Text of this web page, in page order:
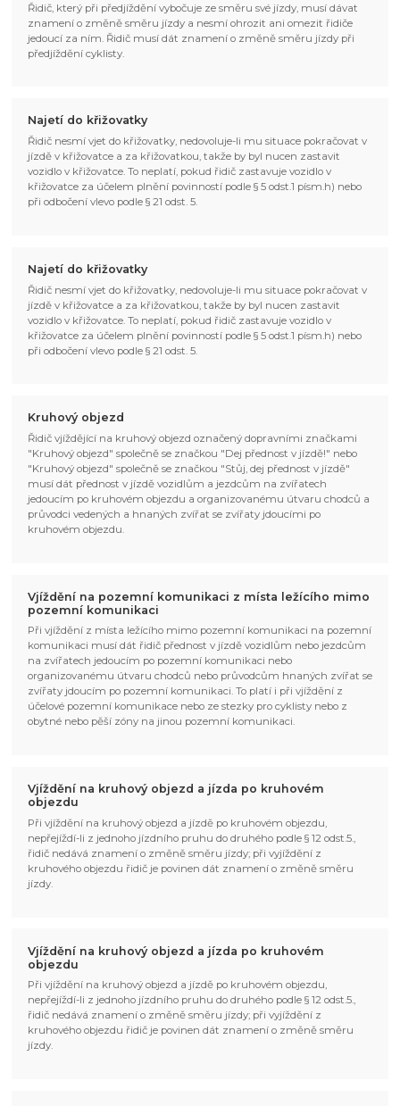
Řidič, který při předjíždění vybočuje ze směru své jízdy, musí dávat
znamení o změně směru jízdy a nesmí ohrozit ani omezit řidiče
jedoucí za ním. Řidič musí dát znamení o změně směru jízdy při
předjíždění cyklisty.
Najetí do křižovatky
Řidič nesmí vjet do křižovatky, nedovoluje-li mu situace pokračovat v
jízdě v křižovatce a za křižovatkou, takže by byl nucen zastavit
vozidlo v křižovatce. To neplatí, pokud řidič zastavuje vozidlo v
křižovatce za účelem plnění povinností podle § 5 odst.1 písm.h) nebo
při odbočení vlevo podle § 21 odst. 5.
Najetí do křižovatky
Řidič nesmí vjet do křižovatky, nedovoluje-li mu situace pokračovat v
jízdě v křižovatce a za křižovatkou, takže by byl nucen zastavit
vozidlo v křižovatce. To neplatí, pokud řidič zastavuje vozidlo v
křižovatce za účelem plnění povinností podle § 5 odst.1 písm.h) nebo
při odbočení vlevo podle § 21 odst. 5.
Kruhový objezd
Řidič vjíždějící na kruhový objezd označený dopravními značkami
"Kruhový objezd" společně se značkou "Dej přednost v jízdě!" nebo
"Kruhový objezd" společně se značkou "Stůj, dej přednost v jízdě"
musí dát přednost v jízdě vozidlům a jezdcům na zvířatech
jedoucím po kruhovém objezdu a organizovanému útvaru chodců a
průvodci vedených a hnaných zvířat se zvířaty jdoucími po
kruhovém objezdu.
Vjíždění na pozemní komunikaci z místa ležícího mimo
pozemní komunikaci
Při vjíždění z místa ležícího mimo pozemní komunikaci na pozemní
komunikaci musí dát řidič přednost v jízdě vozidlům nebo jezdcům
na zvířatech jedoucím po pozemní komunikaci nebo
organizovanému útvaru chodců nebo průvodcům hnaných zvířat se
zvířaty jdoucím po pozemní komunikaci. To platí i při vjíždění z
účelové pozemní komunikace nebo ze stezky pro cyklisty nebo z
obytné nebo pěší zóny na jinou pozemní komunikaci.
Vjíždění na kruhový objezd a jízda po kruhovém
objezdu
Při vjíždění na kruhový objezd a jízdě po kruhovém objezdu,
nepřejíždí-li z jednoho jízdního pruhu do druhého podle § 12 odst.5.,
řidič nedává znamení o změně směru jízdy; při vyjíždění z
kruhového objezdu řidič je povinen dát znamení o změně směru
jízdy.
Vjíždění na kruhový objezd a jízda po kruhovém
objezdu
Při vjíždění na kruhový objezd a jízdě po kruhovém objezdu,
nepřejíždí-li z jednoho jízdního pruhu do druhého podle § 12 odst.5.,
řidič nedává znamení o změně směru jízdy; při vyjíždění z
kruhového objezdu řidič je povinen dát znamení o změně směru
jízdy.